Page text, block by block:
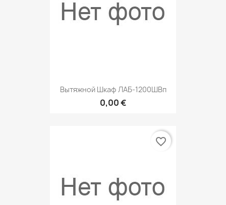
Вытяжной Шкаф ЛАБ-1200ШВп
0,00 €
favorite_border